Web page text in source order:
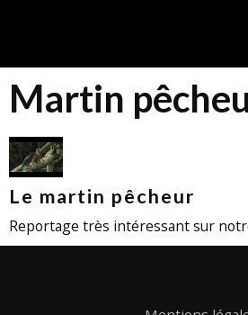
Martin
Le martin pêcheur
Reportage très intéressant sur